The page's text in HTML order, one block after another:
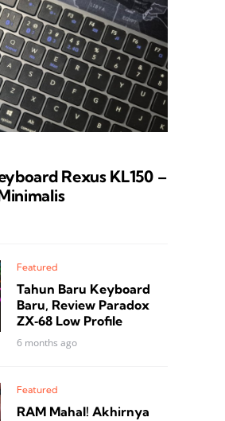
Rexus KL150 –
Featured
Tahun Baru Keyboard
Baru, Review Paradox
ZX‑68 Low Profile
6 months ago
Featured
RAM Mahal! Akhirnya